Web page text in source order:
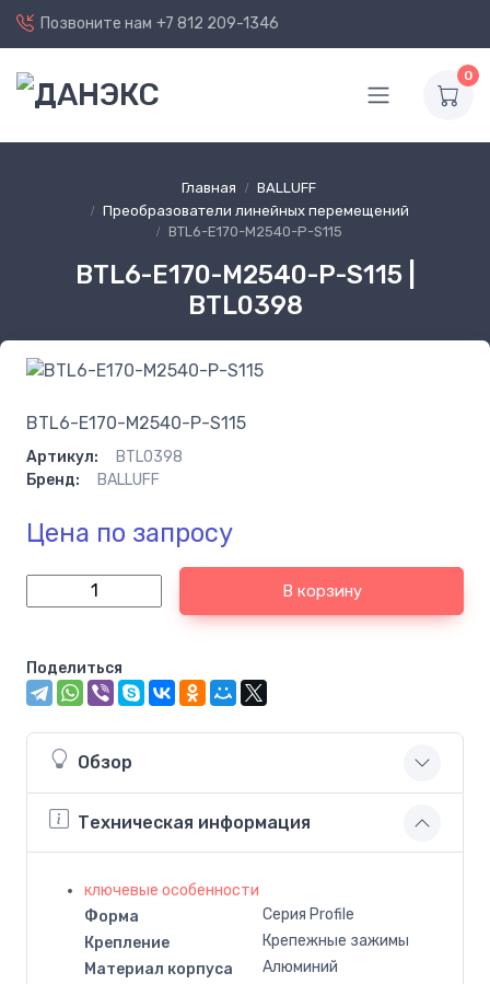
Позвоните нам +7 812 209-1346
0
Главная
BALLUFF
Преобразователи линейных перемещений
BTL6-E170-M2540-P-S115
BTL6-E170-M2540-P-S115 |
BTL0398
BTL6-E170-M2540-P-S115
Артикул:
BTL0398
Бренд:
BALLUFF
Цена по запросу
В корзину
Поделиться
Обзор
Техническая информация
ключевые особенности
Форма
Серия Profile
Крепление
Крепежные зажимы
Материал корпуса
Алюминий